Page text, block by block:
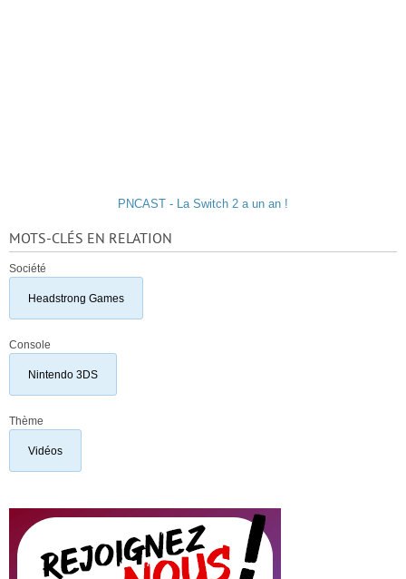
PNCAST - La Switch 2 a un an !
MOTS-CLÉS EN RELATION
Société
Headstrong Games
Console
Nintendo 3DS
Thème
Vidéos